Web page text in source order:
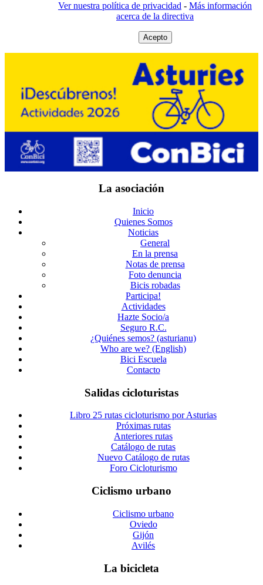
Ver nuestra política de privacidad - Más información
acerca de la directiva
Acepto
La asociación
Inicio
Quienes Somos
Noticias
General
En la prensa
Notas de prensa
Foto denuncia
Bicis robadas
Participa!
Actividades
Hazte Socio/a
Seguro R.C.
¿Quiénes semos? (asturianu)
Who are we? (English)
Bici Escuela
Contacto
Salidas cicloturistas
Libro 25 rutas cicloturismo por Asturias
Próximas rutas
Anteriores rutas
Catálogo de rutas
Nuevo Catálogo de rutas
Foro Cicloturismo
Ciclismo urbano
Ciclismo urbano
Oviedo
Gijón
Avilés
La bicicleta